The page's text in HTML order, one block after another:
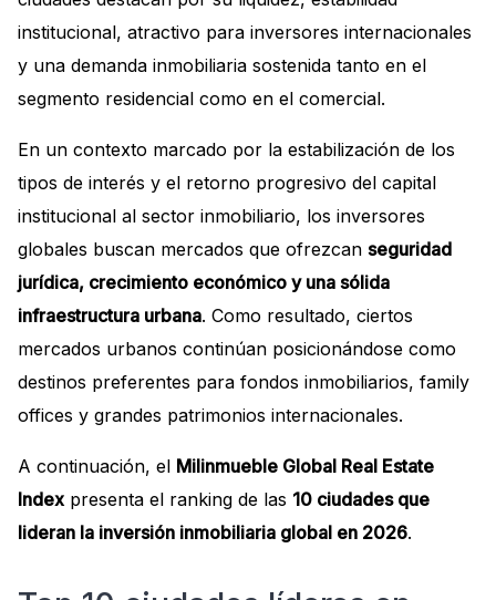
institucional, atractivo para inversores internacionales
y una demanda inmobiliaria sostenida tanto en el
segmento residencial como en el comercial.
En un contexto marcado por la estabilización de los
tipos de interés y el retorno progresivo del capital
institucional al sector inmobiliario, los inversores
globales buscan mercados que ofrezcan seguridad
jurídica, crecimiento económico y una sólida
infraestructura urbana. Como resultado, ciertos
mercados urbanos continúan posicionándose como
destinos preferentes para fondos inmobiliarios, family
offices y grandes patrimonios internacionales.
A continuación, el Milinmueble Global Real Estate
Index presenta el ranking de las 10 ciudades que
lideran la inversión inmobiliaria global en 2026.